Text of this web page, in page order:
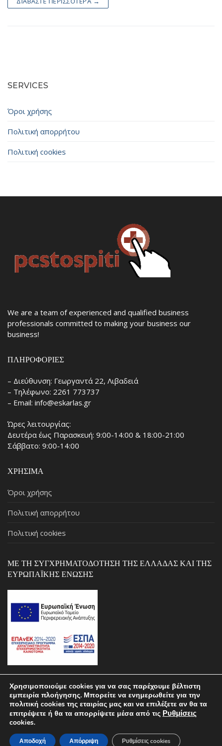
SERVICES
Όροι χρήσης
Πολιτική απορρήτου
Πολιτική cookies
We are a team of experienced and qualified business
professionals committed to making your business our
business!
ΠΛΗΡΟΦΟΡΊΕΣ
– Διεύθυνση: Γεωργαντά 22, Λιβαδειά
– Τηλέφωνο: 2261 773737
– Email: info@eskarlas.gr
Ώρες λειτουργίας:
Δευτέρα έως Παρασκευή: 9:00-14:00 & 18:00-21:00
Σάββατο: 9:00-14:00
ΧΡΉΣΙΜΑ
Όροι χρήσης
Πολιτική απορρήτου
Πολιτική cookies
ΜΕ ΤΗ ΣΥΓΧΡΗΜΑΤΟΔΌΤΗΣΗ ΤΗΣ ΕΛΛΆΔΑΣ ΚΑΙ ΤΗΣ
ΕΥΡΩΠΑΪΚΉΣ ΈΝΩΣΗΣ
Copyright © 2026 ΣΚΑΡΛΑΣ by pcstospiti.gr – Powered by
MALCON.TECH
Χρησιμοποιούμε cookies για να σας παρέχουμε βέλτιστη
εμπειρία πλοήγησης. Μπορείτε να ενημερωθείτε για την
πολιτική cookies της εταιρίας μας και να επιλέξετε αν θα τα
επιτρέψετε ή θα τα απορρίψετε μέσα από τις Ρυθμίσεις
cookies.
Αποδοχή Απόρριψη Ρυθμίσεις cookies